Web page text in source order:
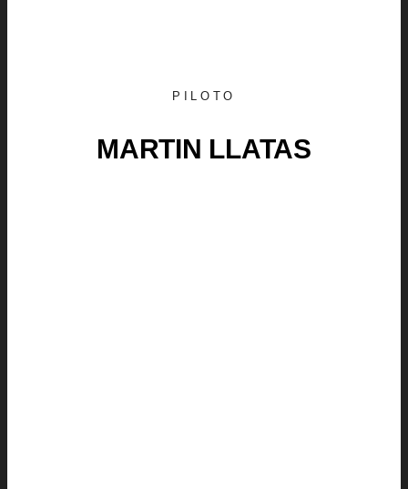
PILOTO
MARTIN LLATAS